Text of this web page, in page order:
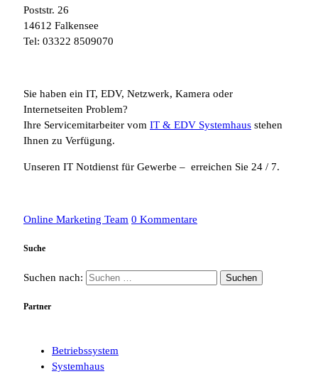
Poststr. 26
14612 Falkensee
Tel: 03322 8509070
Sie haben ein IT, EDV, Netzwerk, Kamera oder
Internetseiten Problem?
Ihre Servicemitarbeiter vom IT & EDV Systemhaus stehen
Ihnen zu Verfügung.
Unseren IT Notdienst für Gewerbe – erreichen Sie 24 / 7.
Online Marketing Team 0 Kommentare
Suche
Suchen nach:
Partner
Betriebssystem
Systemhaus